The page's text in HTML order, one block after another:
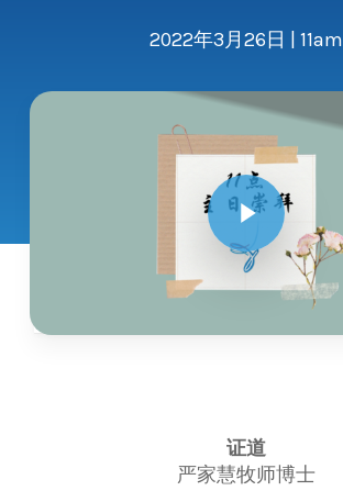
2022年3月26日 | 11am
Play Video
证道
严家慧牧师博士